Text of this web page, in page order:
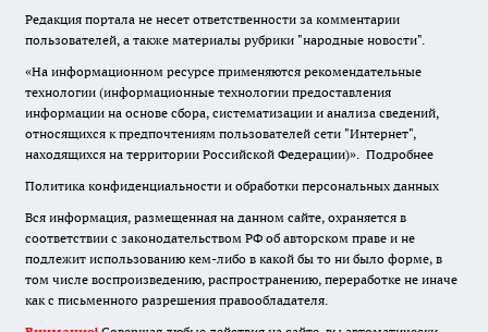
Редакция портала не несет ответственности за комментарии
пользователей, а также материалы рубрики "народные новости".
«На информационном ресурсе применяются рекомендательные
технологии (информационные технологии предоставления
информации на основе сбора, систематизации и анализа сведений,
относящихся к предпочтениям пользователей сети "Интернет",
находящихся на территории Российской Федерации)». Подробнее
Политика конфиденциальности и обработки персональных данных
Вся информация, размещенная на данном сайте, охраняется в
соответствии с законодательством РФ об авторском праве и не
подлежит использованию кем-либо в какой бы то ни было форме, в
том числе воспроизведению, распространению, переработке не иначе
как с письменного разрешения правообладателя.